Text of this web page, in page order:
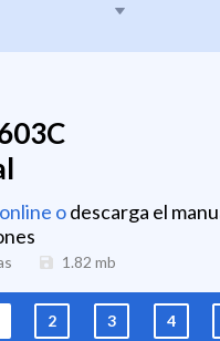
odescarga el
1.82 mb
2 3 4